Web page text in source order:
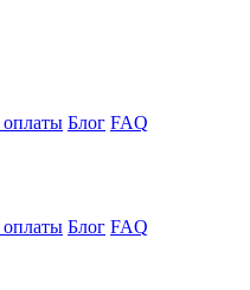
Блог FAQ
Блог FAQ